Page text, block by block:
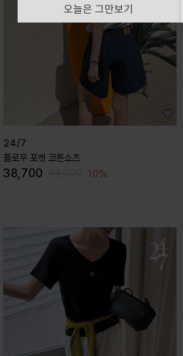
오늘은 그만보기
24/7
플로우 포켓 코튼쇼츠
38,700 10%